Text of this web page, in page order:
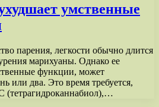
умственные
парения, легкости обычно длится
марихуаны. Однако ее
функции, может
или два. Это время требуется,
(тетрагидроканнабиол),…